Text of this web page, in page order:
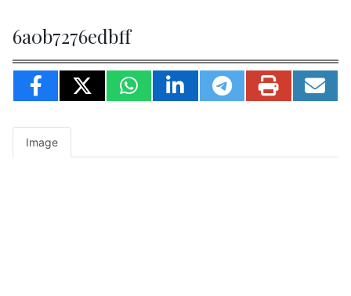
6a0b7276edbff
Image